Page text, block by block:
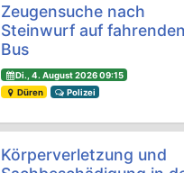
Zeugensuche nach
Steinwurf auf
Bus
Di., 4. August 2026 09:15
Düren
Polizei
Körperverletzung und